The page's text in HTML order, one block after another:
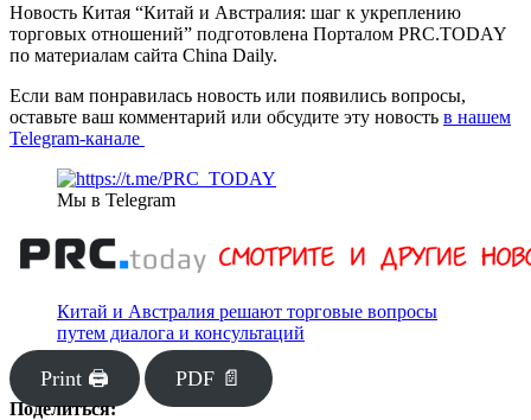
Новость Китая “Китай и Австралия: шаг к укреплению
торговых отношений” подготовлена Порталом PRC.TODAY
по материалам сайта China Daily.
Если вам понравилась новость или появились вопросы,
оставьте ваш комментарий или обсудите эту новость в нашем
Telegram-канале
Мы в Telegram
Китай и Австралия решают торговые вопросы
путем диалога и консультаций
Print 🖨 PDF 📄
Поделиться: